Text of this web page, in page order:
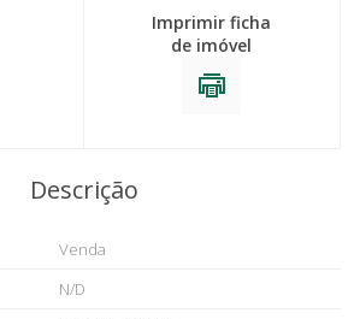
Imprimir ficha
de imóvel
Descrição
Venda
N/D